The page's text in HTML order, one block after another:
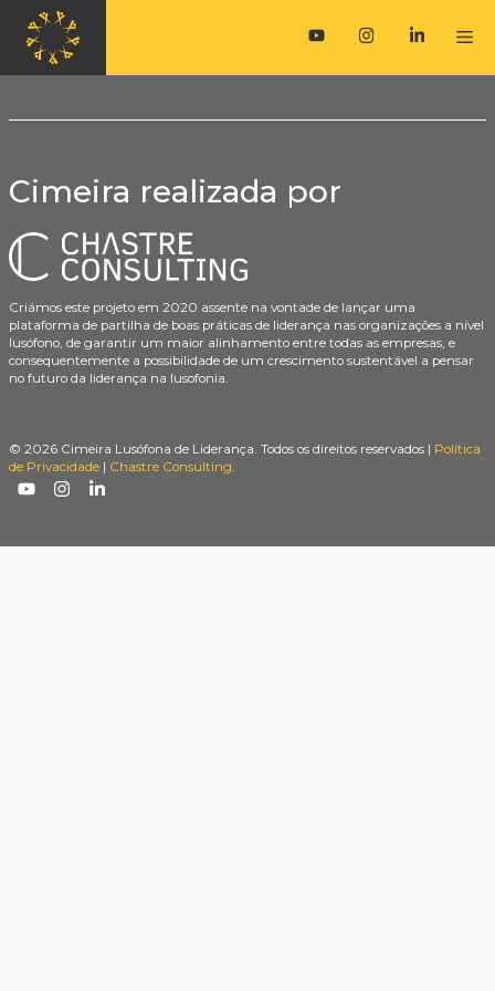
conteúdo
Cimeira realizada por
Criámos este projeto em 2020 assente na vontade de lançar uma
plataforma de partilha de boas práticas de liderança nas organizações a nível
lusófono, de garantir um maior alinhamento entre todas as empresas, e
consequentemente a possibilidade de um crescimento sustentável a pensar
no futuro da liderança na lusofonia.
© 2026 Cimeira Lusófona de Liderança. Todos os direitos reservados | Política
de Privacidade | Chastre Consulting